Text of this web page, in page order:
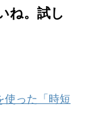
ね。試し
使った「時短